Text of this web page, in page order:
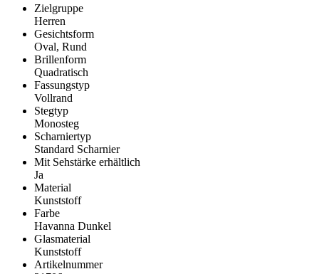
Zielgruppe
Herren
Gesichtsform
Oval, Rund
Brillenform
Quadratisch
Fassungstyp
Vollrand
Stegtyp
Monosteg
Scharniertyp
Standard Scharnier
Mit Sehstärke erhältlich
Ja
Material
Kunststoff
Farbe
Havanna Dunkel
Glasmaterial
Kunststoff
Artikelnummer